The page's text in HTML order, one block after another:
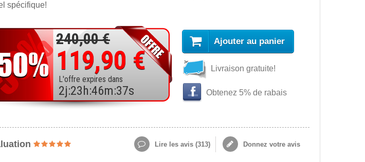
spécifique!
240,00 €
119,90 €
L'offre expires dans
2j:23 h:46m:35s
Ajouter au panier
Livraison gratuite!
Obtenez 5% de rabais
Lire les avis (313) Donnez votre avis